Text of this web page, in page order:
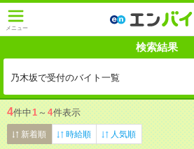
メニュー
検索結果
乃木坂で受付のバイト一覧
4件中1 ～ 4件表示
新着順 時給順 人気順